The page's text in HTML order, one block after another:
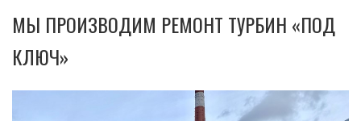
МЫ ПРОИЗВОДИМ РЕМОНТ ТУРБИН «ПОД
КЛЮЧ»